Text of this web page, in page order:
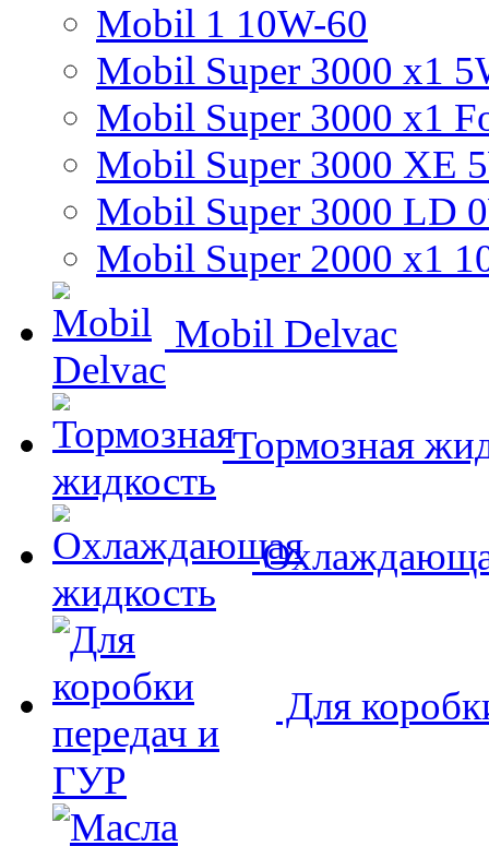
Mobil 1 10W-60
Mobil Super 3000 x1
Mobil Super 3000 x1
Mobil Super 3000 XE
Mobil Super 3000 LD
Mobil Super 2000 x1
Mobil Delvac
Тормозная
Для